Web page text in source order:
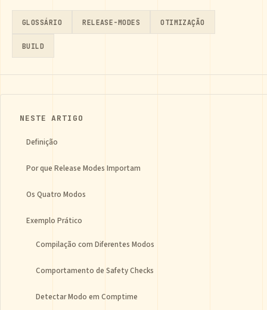
GLOSSÁRIO RELEASE-MODES OTIMIZAÇÃO
BUILD
NESTE ARTIGO
Definição
Por que Release Modes Importam
Os Quatro Modos
Exemplo Prático
Compilação com Diferentes Modos
Comportamento de Safety Checks
Detectar Modo em Comptime